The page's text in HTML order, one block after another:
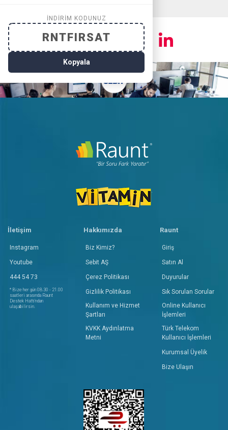
İletişim
Instagram
Youtube
444 54 73
* Bize her gün 08.30 - 21.00
saatleri arasında Raunt
Destek Hattı'ndan
ulaşabilirsin.
Hakkımızda
Biz Kimiz?
Sebit AŞ
Çerez Politikası
Gizlilik Politikası
Kullanım ve Hizmet
Şartları
KVKK Aydınlatma
Metni
Raunt
Giriş
Satın Al
Duyurular
Sık Sorulan Sorular
Online Kullanıcı
İşlemleri
Türk Telekom
Kullanıcı İşlemleri
Kurumsal Üyelik
Bize Ulaşın
İNDIRIM KODUNUZ
RNTFIRSAT
Kopyala